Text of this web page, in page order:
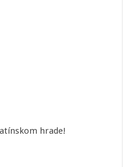
hrade!